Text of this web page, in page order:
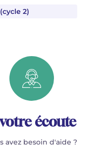
2)
écoute
avez besoin d'aide ?